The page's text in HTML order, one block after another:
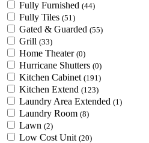
Fully Furnished (44)
Fully Tiles (51)
Gated & Guarded (55)
Grill (33)
Home Theater (0)
Hurricane Shutters (0)
Kitchen Cabinet (191)
Kitchen Extend (123)
Laundry Area Extended (1)
Laundry Room (8)
Lawn (2)
Low Cost Unit (20)